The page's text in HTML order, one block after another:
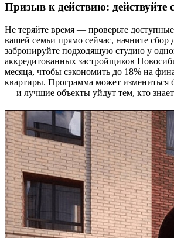
Призыв к действию: действуйте
Не теряйте время — проверьте
вашей семьи прямо сейчас, начните сбор
забронируйте подходящую студию у
аккредитованных застройщиков
месяца, чтобы сэкономить до 18% на
квартиры. Программа может измениться
— и лучшие объекты уйдут тем, кто